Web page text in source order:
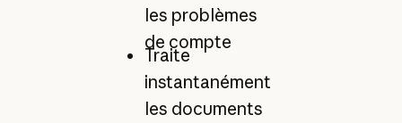
les problèmes
de compte
Traite
instantanément
les documents